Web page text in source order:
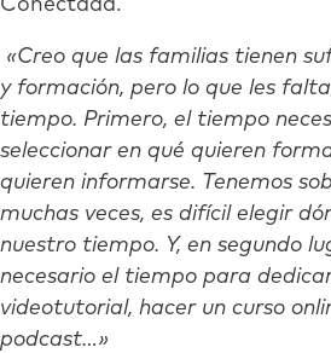
«Creo que las familias tienen
y formación, pero lo que les
tiempo. Primero, el tiempo
seleccionar en qué quieren
quieren informarse. Tenemos
muchas veces, es difícil elegir
nuestro tiempo. Y, en segundo
necesario el tiempo para
videotutorial, hacer un curso
podcast…»